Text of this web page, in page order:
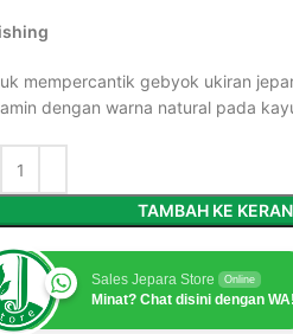
mempercantik gebyok ukiran
dengan warna natural pada
TAMBAH KE
Sales Jepara Store Online
Minat? Chat disini dengan WA!